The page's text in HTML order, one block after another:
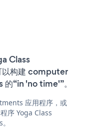
Class
构建 computer
“in 'no time'”。
应用程序，或
序 Yoga Class